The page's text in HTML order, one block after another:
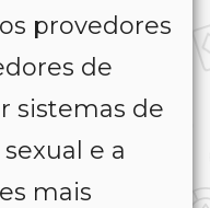
provedores
de
sistemas de
e a
mais